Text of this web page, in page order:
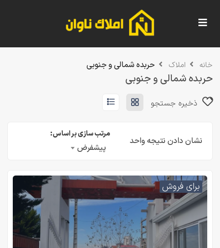
خانه املاک حربده شمالی و جنوبی
حربده شمالی و جنوبی
ذخیره جستجو
نشان دادن نتیجه واحد
مرتب سازی بر اساس:
پیشفرض
برای فروش